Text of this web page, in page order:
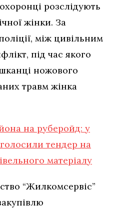
розслідують
жінки. За
між цивільним
під час якого
ножового
травм жінка
на руберойд: у
тендер на
матеріалу
“Жилкомсервіс”